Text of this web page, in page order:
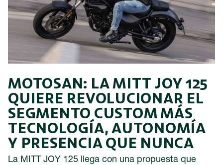
MOTOSAN: LA MITT JOY 125
QUIERE REVOLUCIONAR EL
SEGMENTO CUSTOM MÁS
TECNOLOGÍA, AUTONOMÍA
Y PRESENCIA QUE NUNCA
La MITT JOY 125 llega con una propuesta que